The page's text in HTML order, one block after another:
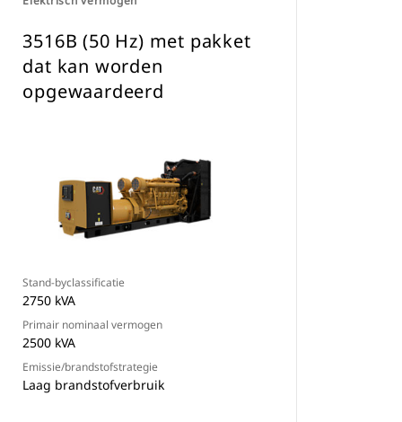
3516B (50 Hz) met pakket
dat kan worden
opgewaardeerd
Stand-byclassificatie
2750 kVA
Primair nominaal vermogen
2500 kVA
Emissie/brandstofstrategie
Laag brandstofverbruik